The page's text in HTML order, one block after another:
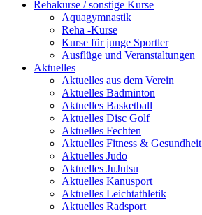
Rehakurse / sonstige Kurse
Aquagymnastik
Reha -Kurse
Kurse für junge Sportler
Ausflüge und Veranstaltungen
Aktuelles
Aktuelles aus dem Verein
Aktuelles Badminton
Aktuelles Basketball
Aktuelles Disc Golf
Aktuelles Fechten
Aktuelles Fitness & Gesundheit
Aktuelles Judo
Aktuelles JuJutsu
Aktuelles Kanusport
Aktuelles Leichtathletik
Aktuelles Radsport